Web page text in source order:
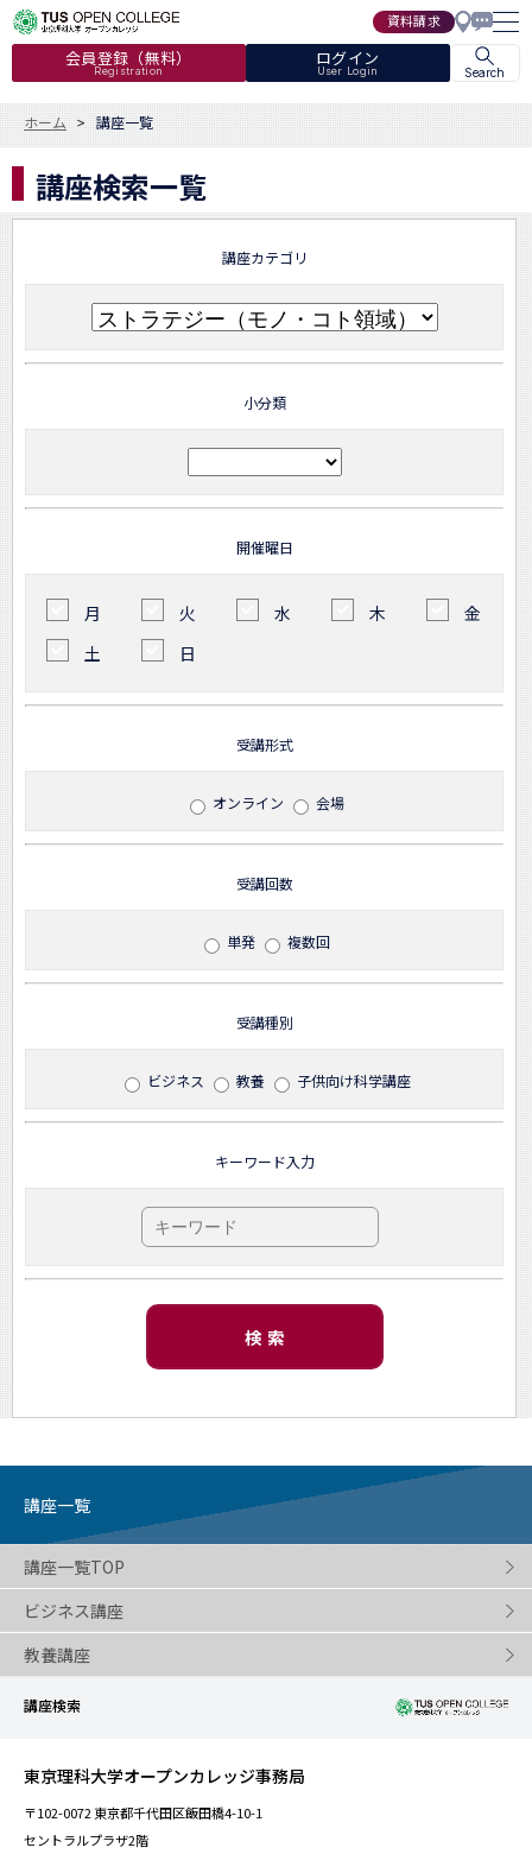
資料請求
会員登録（無料）
Registration
ログイン
User Login Search
ホーム 講座一覧
講座検索一覧
講座カテゴリ
小分類
開催曜日
月 火 水 木
金
土
日
受講形式
オンライン 会場
受講回数
単発 複数回
受講種別
ビジネス 教養 子供向け科学講座
キーワード入力
検 索
講座一覧
講座一覧TOP
ビジネス講座
教養講座
講座検索
東京理科大学オープンカレッジ事務局
〒102-0072 東京都千代田区飯田橋4-10-1
セントラルプラザ2階